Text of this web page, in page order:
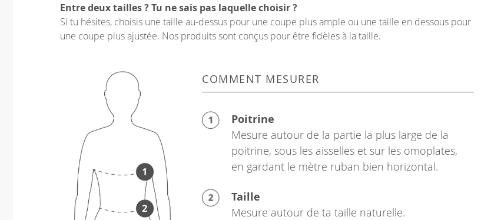
Entre deux tailles ? Tu ne sais pas laquelle choisir ?
Si tu hésites, choisis une taille au-dessus pour une coupe plus ample ou une taille en dessous pour
une coupe plus ajustée. Nos produits sont conçus pour être fidèles à la taille.
COMMENT MESURER
Poitrine
Mesure autour de la partie la plus large de la
poitrine, sous les aisselles et sur les omoplates,
en gardant le mètre ruban bien horizontal.
Taille
Mesure autour de ta taille naturelle.